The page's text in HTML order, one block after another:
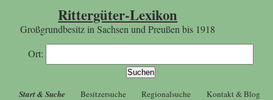
Rittergüter-Lexikon
Großgrundbesitz in Sachsen und Preußen bis 1918
Ort:
Start & Suche Besitzersuche Regionalsuche Kontakt & Blog